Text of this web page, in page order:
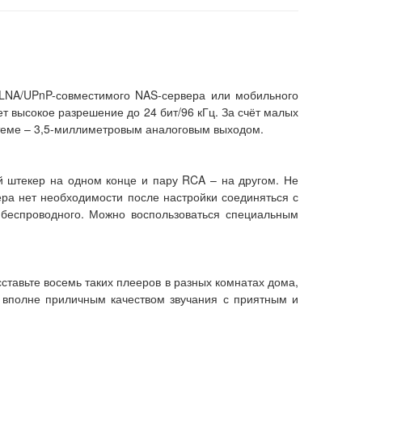
UPnP-совместимого NAS-сервера или мобильного
высокое разрешение до 24 бит/96 кГц. За счёт малых
– 3,5-миллиметровым аналоговым выходом.
на одном конце и пару RCA – на другом. Не
нет необходимости после настройки соединяться с
Можно воспользоваться специальным
восемь таких плееров в разных комнатах дома,
приличным качеством звучания с приятным и